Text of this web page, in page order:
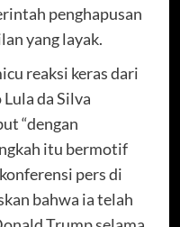
penghapusan
yang layak.
reaksi keras dari
da Silva
“dengan
itu bermotif
pers di
bahwa ia telah